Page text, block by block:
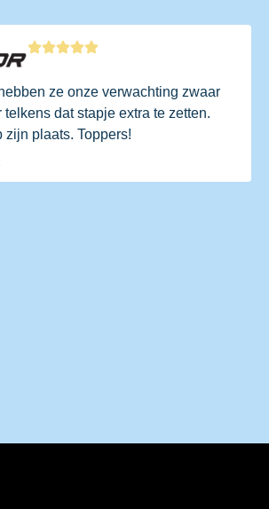
ze onze verwachting zwaar
telkens dat stapje extra te zetten.
plaats. Toppers!